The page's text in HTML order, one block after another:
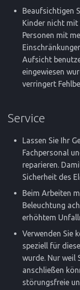
Beaufsichtigen
Kinder nicht mit
Personen mit
Aufsicht
eingewiesen
verringert
Service
Lassen Sie Ihr
Fachpersonal
reparieren.
Sicherheit des
Beim Arbeiten
Beleuchtung
erhöhtem
Verwenden Sie
speziell für
wurde. Nur weil
anschließen
störungsfreie